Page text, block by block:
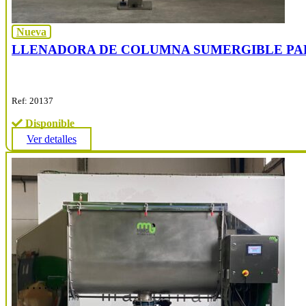
Nueva
LLENADORA DE COLUMNA SUMERGIBLE
Ref: 20137
Disponible
Ver detalles